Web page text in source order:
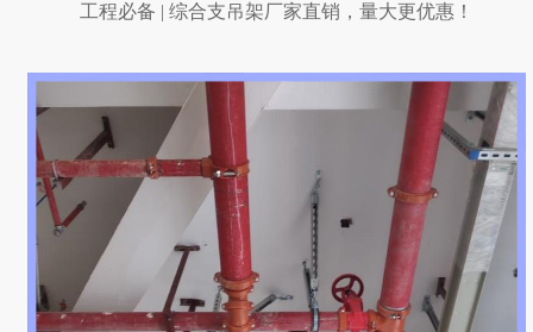
工程必备 | 综合支吊架厂家直销，量大更优惠！